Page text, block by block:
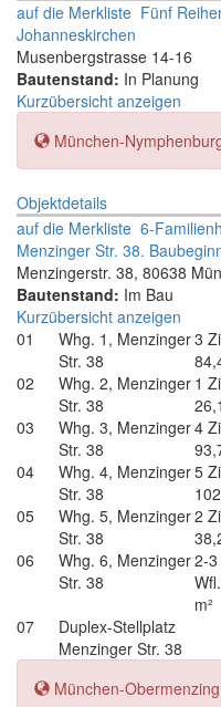
auf die Merkliste Fünf
Johanneskirchen
Musenbergstrasse 14-16
Bautenstand: In Planung
Kurzübersicht anzeigen
München-
Objektdetails
auf die Merkliste 6-
Menzinger Str. 38.
Menzingerstr. 38, 80638
Bautenstand: Im Bau
Kurzübersicht anzeigen
01
Whg. 1, Menzinger
Str. 38
3
02
Whg. 2, Menzinger
Str. 38
1
03
Whg. 3, Menzinger
Str. 38
4
04
Whg. 4, Menzinger
Str. 38
5
05
Whg. 5, Menzinger
Str. 38
2
06
Whg. 6, Menzinger
Str. 38
2-
m²
07
Duplex-Stellplatz
Menzinger Str. 38
München-Obermenzing